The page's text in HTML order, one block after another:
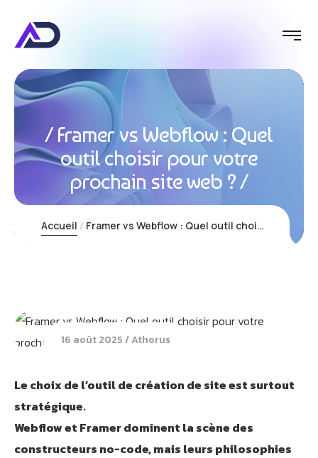
Framer vs Webflow : Quel
outil choisir pour votre
prochain site web ?
Accueil Framer vs Webflow : Quel outil choisir pour votre prochain site web ?
16 août 2025 Athorus
Le choix de l’outil de création de site est surtout
stratégique.
Webflow et Framer dominent la scène des
constructeurs no-code, mais leurs philosophies